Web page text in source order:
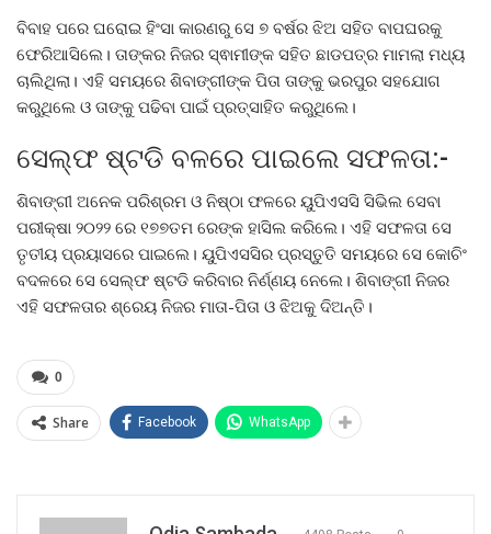
ବିବାହ ପରେ ଘରୋଇ ହିଂସା କାରଣରୁ ସେ ୭ ବର୍ଷର ଝିଅ ସହିତ ବାପଘରକୁ
ଫେରିଆସିଲେ। ତାଙ୍କର ନିଜର ସ୍ଵାମୀଙ୍କ ସହିତ ଛାଡପତ୍ର ମାମଲା ମଧ୍ୟ
ଚାଲିଥିଲା। ଏହି ସମୟରେ ଶିବାଙ୍ଗୀଙ୍କ ପିତା ତାଙ୍କୁ ଭରପୁର ସହଯୋଗ
କରୁଥିଲେ ଓ ତାଙ୍କୁ ପଢିବା ପାଇଁ ପ୍ରତ୍ସାହିତ କରୁଥିଲେ।
ସେଲ୍ଫ ଷ୍ଟଡି ବଳରେ ପାଇଲେ ସଫଳତା:-
ଶିବାଙ୍ଗୀ ଅନେକ ପରିଶ୍ରମ ଓ ନିଷ୍ଠା ଫଳରେ ୟୁପିଏସସି ସିଭିଲ ସେବା
ପରୀକ୍ଷା ୨୦୨୨ ରେ ୧୭୭ତମ ରେଙ୍କ ହାସିଲ କରିଲେ। ଏହି ସଫଳତା ସେ
ତୃତୀୟ ପ୍ରୟାସରେ ପାଇଲେ। ୟୁପିଏସସିର ପ୍ରସ୍ତୁତି ସମୟରେ ସେ କୋଚିଂ
ବଦଳରେ ସେ ସେଲ୍ଫ ଷ୍ଟଡି କରିବାର ନିର୍ଣ୍ଣୟ ନେଲେ। ଶିବାଙ୍ଗୀ ନିଜର
ଏହି ସଫଳତାର ଶ୍ରେୟ ନିଜର ମାତା-ପିତା ଓ ଝିଅକୁ ଦିଅନ୍ତି।
0
Share Facebook WhatsApp